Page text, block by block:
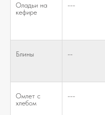
Оладьи на
кефире
---
Блины --
Омлет с
хлебом
---